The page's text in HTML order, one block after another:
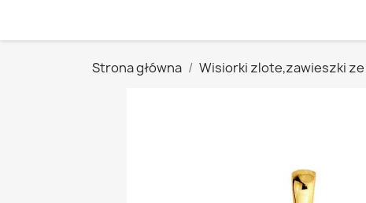
Strona główna Wisiorki zlote,zawieszki ze